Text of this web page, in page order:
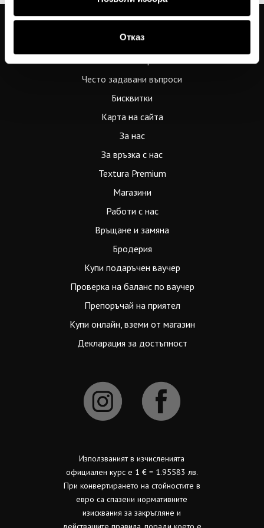
Отказ
Общи условия
Често задавани въпроси
Бисквитки
Карта на сайта
За нас
За връзка с нас
Textura Premium
Магазини
Работи с нас
Връщане и замяна
Бродерия
Купи подаръчен ваучер
Проверка на баланс по ваучер
Препоръчай на приятел
Купи онлайн, вземи от магазин
Декларация за достъпност
Използваният в изчисленията
официален курс е 1 € = 1.95583 лв.
При конвертирането на стойностите в
евро са спазени нормативните
изисквания за закръгляне и